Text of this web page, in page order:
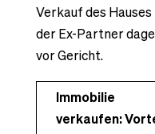
Verkauf des
der Ex-Partner
vor Gericht.
Immobilie
verkaufen: